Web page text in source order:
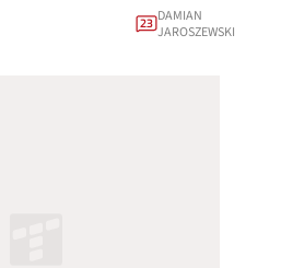
23 DAMIAN
JAROSZEWSKI